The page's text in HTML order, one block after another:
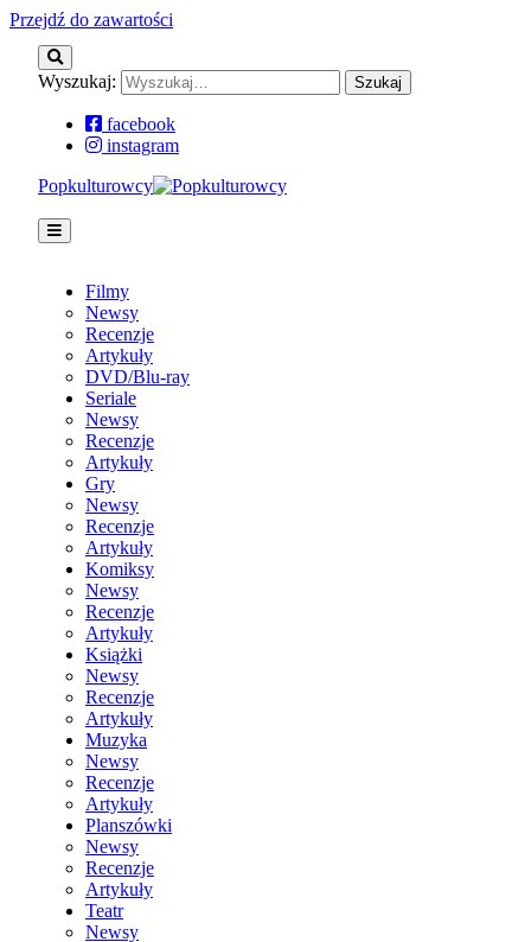
Przejdź do zawartości
Wyszukaj:
facebook
instagram
Popkulturowcy
Filmy
Newsy
Recenzje
Artykuły
DVD/Blu-ray
Seriale
Newsy
Recenzje
Artykuły
Gry
Newsy
Recenzje
Artykuły
Komiksy
Newsy
Recenzje
Artykuły
Książki
Newsy
Recenzje
Artykuły
Muzyka
Newsy
Recenzje
Artykuły
Planszówki
Newsy
Recenzje
Artykuły
Teatr
Newsy